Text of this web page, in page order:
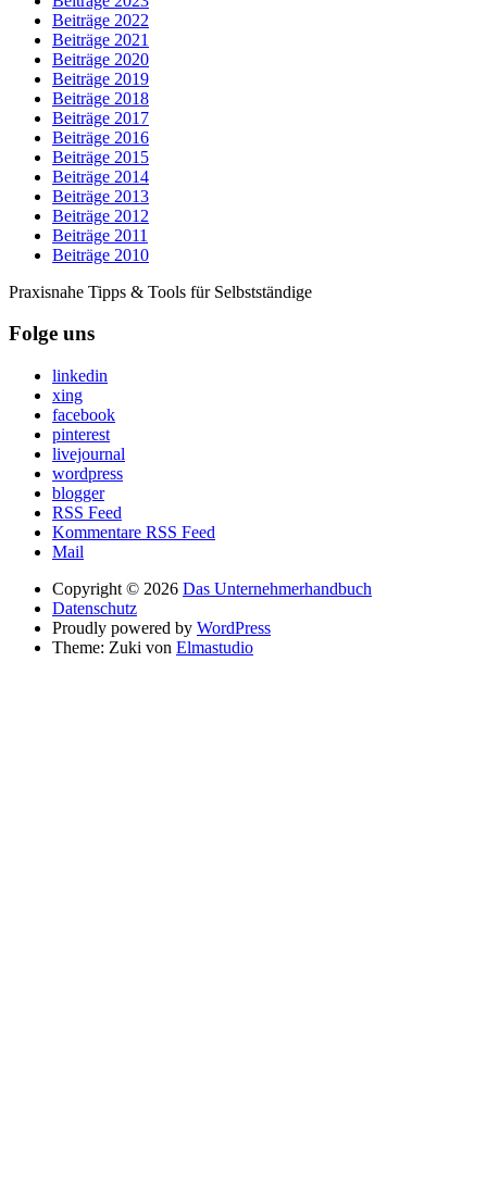
Beiträge 2022
Beiträge 2021
Beiträge 2020
Beiträge 2019
Beiträge 2018
Beiträge 2017
Beiträge 2016
Beiträge 2015
Beiträge 2014
Beiträge 2013
Beiträge 2012
Beiträge 2011
Beiträge 2010
Praxisnahe Tipps & Tools für Selbstständige
Folge uns
linkedin
xing
facebook
pinterest
livejournal
wordpress
blogger
RSS Feed
Kommentare RSS Feed
Mail
Copyright © 2026 Das Unternehmerhandbuch
Datenschutz
Proudly powered by WordPress
Theme: Zuki von Elmastudio